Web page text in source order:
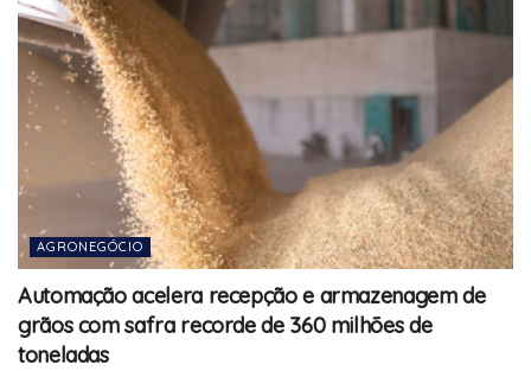
AGRONEGÓCIO
Automação acelera recepção e armazenagem de
grãos com safra recorde de 360 milhões de
toneladas